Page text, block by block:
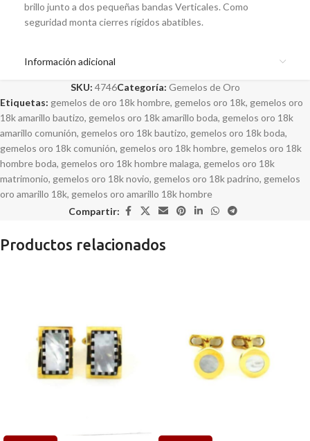
brillo junto a dos pequeñas bandas Verticales. Como
seguridad monta cierres rígidos abatibles.
Información adicional
SKU: 4746Categoría: Gemelos de Oro
Etiquetas: gemelos de oro 18k hombre, gemelos oro 18k, gemelos oro
18k amarillo bautizo, gemelos oro 18k amarillo boda, gemelos oro 18k
amarillo comunión, gemelos oro 18k bautizo, gemelos oro 18k boda,
gemelos oro 18k comunión, gemelos oro 18k hombre, gemelos oro 18k
hombre boda, gemelos oro 18k hombre malaga, gemelos oro 18k
matrimonio, gemelos oro 18k novio, gemelos oro 18k padrino, gemelos
oro amarillo 18k, gemelos oro amarillo 18k hombre
Compartir:
Productos relacionados